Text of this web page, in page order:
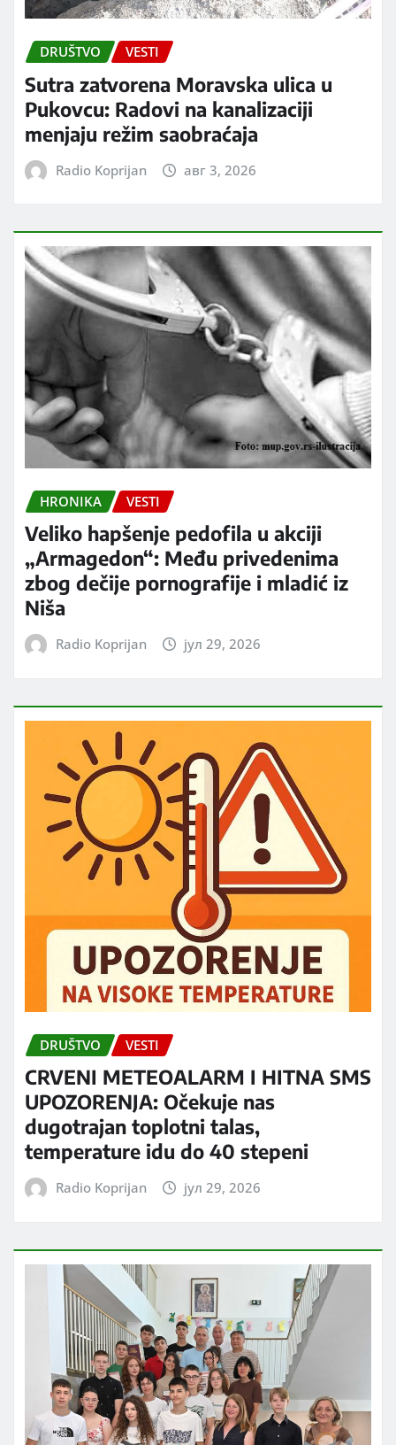
DRUŠTVO VESTI
Sutra zatvorena Moravska ulica u
Pukovcu: Radovi na kanalizaciji
menjaju režim saobraćaja
Radio Koprijan авг 3, 2026
HRONIKA VESTI
Veliko hapšenje pedofila u akciji
„Armagedon“: Među privedenima
zbog dečije pornografije i mladić iz
Niša
Radio Koprijan јул 29, 2026
DRUŠTVO VESTI
CRVENI METEOALARM I HITNA SMS
UPOZORENJA: Očekuje nas
dugotrajan toplotni talas,
temperature idu do 40 stepeni
Radio Koprijan јул 29, 2026